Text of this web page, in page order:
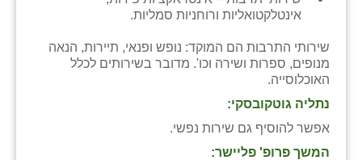
אינטלקטואליות ורוחניות סמליות.
שירותי התרבות הם המוקד: נופש ופנאי, תיירות, הנאה
מנופים, ספרות ושירה וכו'. מדובר בשירותים לכלל
האוכלוסייה.
נתליה גוטקובסקי:
אפשר להוסיף גם שירות נפשי.
המשך פרופ' פליישר:
כפר הרי״ף
כפר מישר
כפר מע״ש
כפר מרדכי
כפר סבא (אגרא)